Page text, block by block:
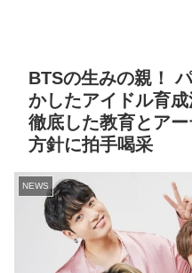
BTSの生みの親！
かしたアイドル育成
徹底した教育とア
方針に拍手喝采
NEWS